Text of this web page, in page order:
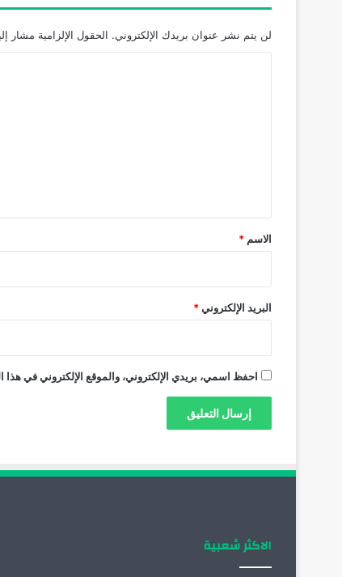
لن يتم نشر عنوان بريدك الإلكتروني. الحقول الإلزامية مشار
*
الاسم *
البريد الإلكتروني *
احفظ اسمي، بريدي الإلكتروني، والموقع الإلكتروني في هذا
الاكثر شعبية